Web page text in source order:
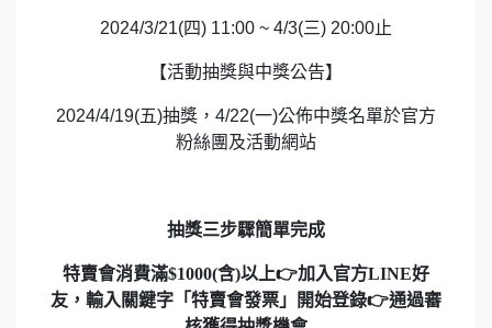
2024/3/21(四) 11:00 ~ 4/3(三) 20:00止
【活動抽獎與中獎公告】
2024/4/19(五)抽獎，4/22(一)公佈中獎名單於官方
粉絲團及活動網站
抽獎三步驟簡單完成
特賣會消費滿$1000(含)以上👉加入官方LINE好
友，輸入關鍵字「特賣會發票」開始登錄👉通過審